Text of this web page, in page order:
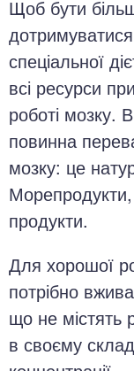
Щоб бути
спеціальної
всі ресурси
роботі мозку.
повинна
мозку: це
продукти.
Для хорошої
потрібно
що не містять
в своєму